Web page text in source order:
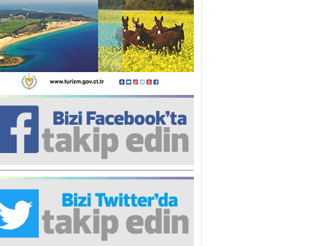
Taner ULUTAŞ
İnşallah St. Lois ile Hakkaido
Adası gibi olmayız !...
Ali KİŞMİR
FIRSAT VE KORKU
Turgut ÇALICI
İki Lakırdı da benden!
Yrd. Doç. Ercan HOŞKARA
Yatırım Yapmazsan Var Olamazsın:
Hedefteki Kurum Kıb-Tek
Rana Sarro
Başıma gelen skandal olayı